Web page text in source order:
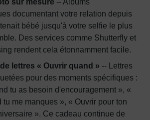
documentant votre relation depuis
bébé jusqu'à votre selfie le plus
Des services comme Shutterfly et
rendent cela étonnamment facile.
lettres « Ouvrir quand » -- Lettres
pour des moments spécifiques :
tu as besoin d'encouragement », «
tu me manques », « Ouvrir pour ton
». Ce cadeau continue de